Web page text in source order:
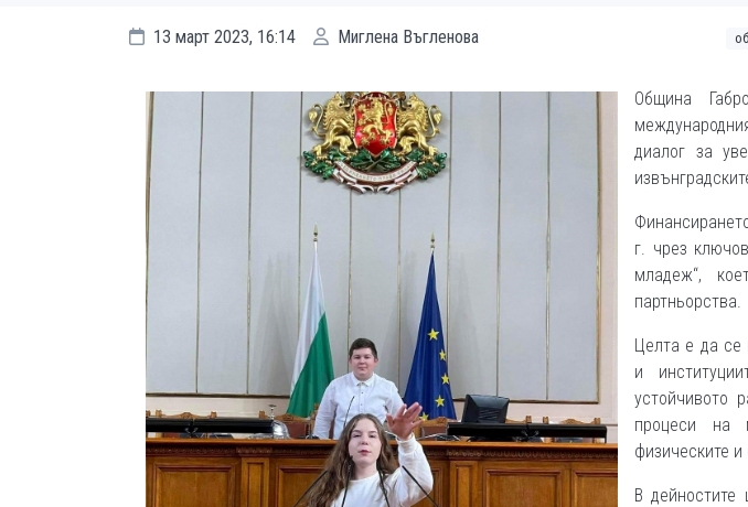
13 март 2023, 16:14 Миглена Въгленова
Община
диалог за
г. чрез
младеж“,
партньорства.
Целта е да се
и
устойчивото
процеси на
физическите и
В дейностите